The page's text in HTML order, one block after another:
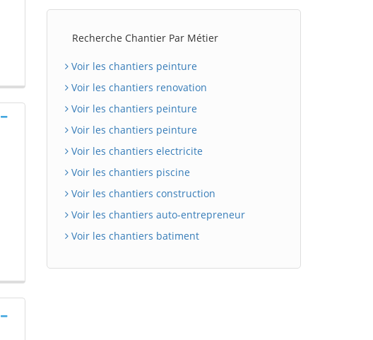
Recherche Chantier Par Métier
Voir les chantiers peinture
Voir les chantiers renovation
Voir les chantiers peinture
Voir les chantiers peinture
Voir les chantiers electricite
Voir les chantiers piscine
Voir les chantiers construction
Voir les chantiers auto-entrepreneur
Voir les chantiers batiment